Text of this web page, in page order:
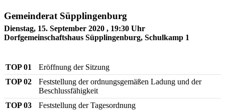
Gemeinderat Süpplingenburg
Dienstag, 15. September 2020 , 19:30 Uhr
Dorfgemeinschaftshaus Süpplingenburg, Schulkamp 1
TOP 01
Eröffnung der Sitzung
TOP 02
Feststellung der ordnungsgemäßen Ladung und der
Beschlussfähigkeit
TOP 03
Feststellung der Tagesordnung